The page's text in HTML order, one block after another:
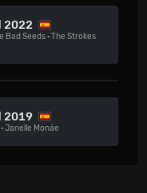
2022
Bad Seeds·The Strokes
2019
·Janelle Monáe